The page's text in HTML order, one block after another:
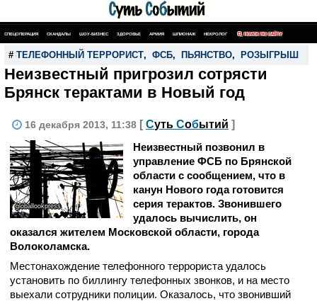
СПЕЦОПЕРАЦИЯ СКАНДАЛЫ ШОУ-БИЗНЕС ЗДОРОВЬЕ АРМИЯ ШПИОНАЖ НЕКРОЛОГ ПОИСК ПО САЙТУ
# ТЕЛЕФОННЫЙ ТЕРРОРИСТ, ФСБ, ПЬЯНСТВО, РОЗЫГРЫШ
Неизвестный пригрозил сотрясти
Брянск терактами в Новый год
16 декабря 2013, 11:38 [ Суть Событий ]
globallookpress
Неизвестный позвонил в
управление ФСБ по Брянской
области с сообщением, что в
канун Нового года готовится
серия терактов. Звонившего
удалось вычислить, он
оказался жителем Московской области, города
Волоколамска.
Местонахождение телефонного террориста удалось
установить по биллингу телефонных звонков, и на место
выехали сотрудники полиции. Оказалось, что звонивший